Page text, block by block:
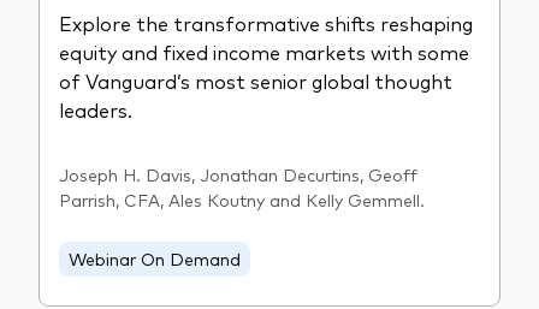
Explore the transformative shifts reshaping
equity and fixed income markets with some
of Vanguard’s most senior global thought
leaders.
Joseph H. Davis, Jonathan Decurtins, Geoff
Parrish, CFA, Ales Koutny and Kelly Gemmell.
Webinar On Demand